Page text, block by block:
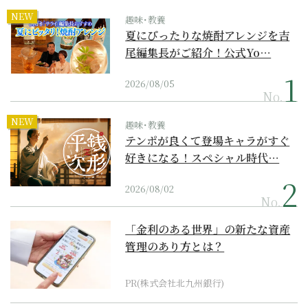
NEW 趣味･教養
夏にぴったりな焼酎アレンジを吉
尾編集長がご紹介！公式Yo…
2026/08/05
No.
NEW 趣味･教養
テンポが良くて登場キャラがすぐ
好きになる！スペシャル時代…
2026/08/02
No.
「金利のある世界」の新たな資産
管理のあり方とは？
PR(株式会社北九州銀行)